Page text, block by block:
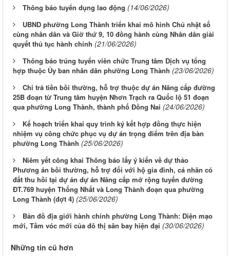
Thông báo tuyển dụng lao động (14/06/2026)
UBND phường Long Thành triển khai mô hình Chủ nhật số
cùng nhân dân và Giờ thứ 9, 10 đồng hành cùng Nhân dân giải
quyết thủ tục hành chính (21/06/2026)
Thông báo trúng tuyển viên chức Trung tâm Dịch vụ tổng
hợp thuộc Ủy ban nhân dân phường Long Thành (23/06/2026)
Chi trả tiền bồi thường, hỗ trợ thuộc dự án Nâng cấp đường
25B đoạn từ Trung tâm huyện Nhơn Trạch ra Quốc lộ 51 đoạn
qua phường Long Thành, thành phố Đồng Nai (24/06/2026)
Kế hoạch triển khai quy trình ký kết hợp đồng thực hiện
nhiệm vụ công chức phục vụ dự án trọng điểm trên địa bàn
phường Long Thành (25/06/2026)
Niêm yết công khai Thông báo lấy ý kiến về dự thảo
Phương án bồi thường, hỗ trợ đối với hộ gia đình, cá nhân có
đất thu hồi tại dự án dự án Nâng cấp mở rộng tuyến đường
ĐT.769 huyện Thống Nhất và Long Thành đoạn qua phường
Long Thành (đợt 4) (25/06/2026)
Bản đồ địa giới hành chính phường Long Thành: Diện mạo
mới, Tầm vóc mới của đô thị sân bay hiện đại (30/06/2026)
Những tin cũ hơn